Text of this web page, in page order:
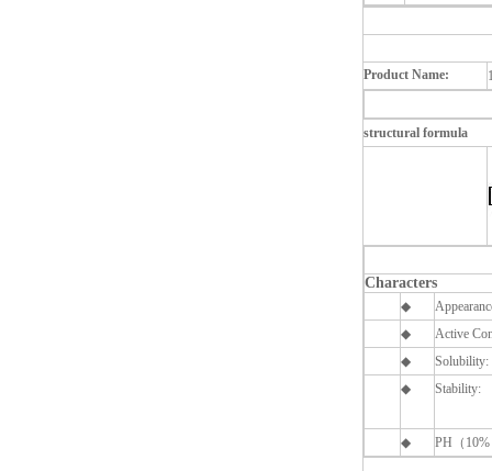
Product Name:
structural formula
Characters
◆
◆
Active
◆
Solubility:
◆
Stability:
◆ PH （